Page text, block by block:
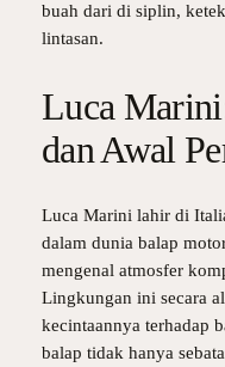
buah dari di siplin,
lintasan.
Luca
dan Awal
Luca Marini lahir di
dalam dunia balap
mengenal atmosfer
Lingkungan ini secara
kecintaannya terhadap
balap tidak hanya